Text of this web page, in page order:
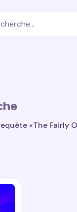
«The Fairly